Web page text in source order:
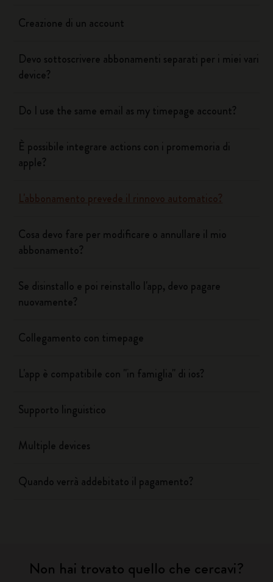
Creazione di un account
Devo sottoscrivere abbonamenti separati per i miei vari
device?
Do I use the same email as my timepage account?
È possibile integrare actions con i promemoria di
apple?
L'abbonamento prevede il rinnovo automatico?
Cosa devo fare per modificare o annullare il mio
abbonamento?
Se disinstallo e poi reinstallo l'app, devo pagare
nuovamente?
Collegamento con timepage
L'app è compatibile con "in famiglia" di ios?
Supporto linguistico
Multiple devices
Quando verrà addebitato il pagamento?
Non hai trovato quello che cercavi?